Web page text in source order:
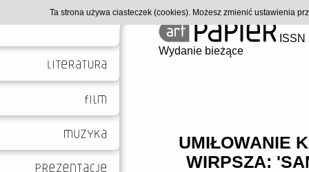
Wydanie bieżące
UMIŁOWANIE
WIRPSZA:
Ta strona używa ciasteczek (cookies). Możesz zmienić ustawienia